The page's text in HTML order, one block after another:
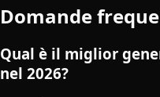
Domande
Qual è il miglior
nel 2026?